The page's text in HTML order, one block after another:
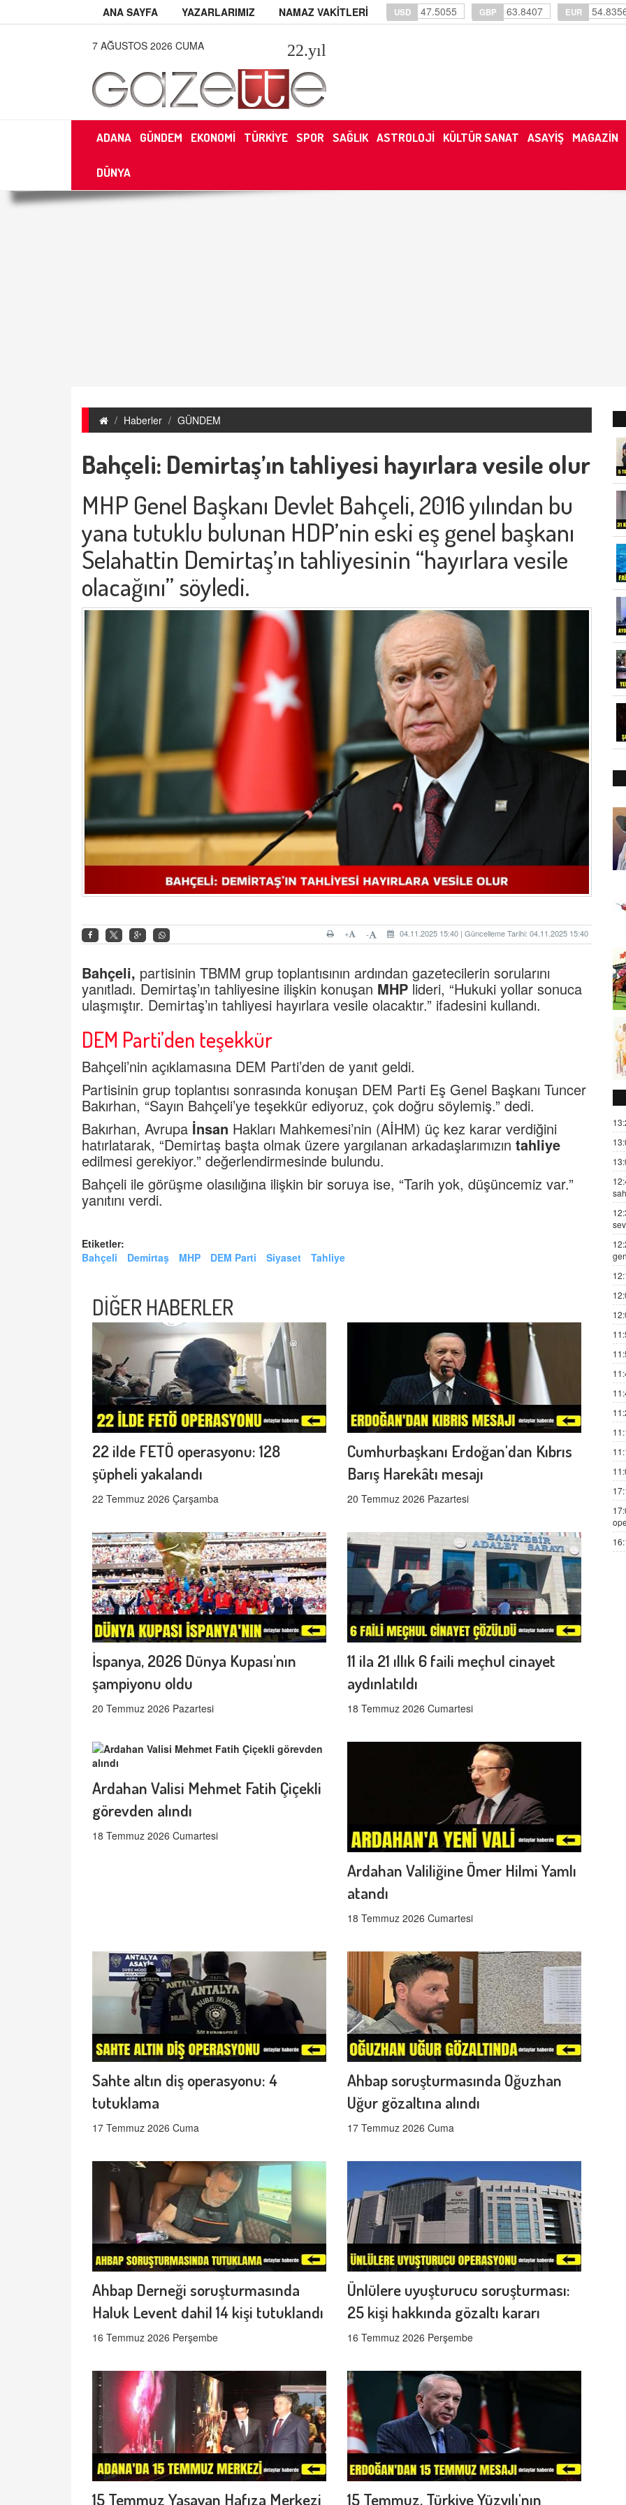
ANA SAYFA YAZARLARIMIZ NAMAZ VAKİTLERİ USD 47.5055 GBP 63.8407 EUR
7 AĞUSTOS 2026 CUMA 22.yıl
ADANA GÜNDEM EKONOMİ TÜRKİYE SPOR SAĞLIK ASTROLOJİ KÜLTÜR SANAT ASAYİŞ MAGAZİN
DÜNYA
Haberler GÜNDEM
Bahçeli: Demirtaş’ın tahliyesi hayırlara vesile olur
MHP Genel Başkanı Devlet Bahçeli, 2016 yılından bu
yana tutuklu bulunan HDP’nin eski eş genel başkanı
Selahattin Demirtaş’ın tahliyesinin “hayırlara vesile
olacağını” söyledi.
04.11.2025 15:40 | Güncelleme Tarihi: 04.11.2025 15:40
-
+
Bahçeli, partisinin TBMM grup toplantısının ardından gazetecilerin sorularını
yanıtladı. Demirtaş’ın tahliyesine ilişkin konuşan MHP lideri, “Hukuki yollar sonuca
ulaşmıştır. Demirtaş’ın tahliyesi hayırlara vesile olacaktır.” ifadesini kullandı.
DEM Parti’den teşekkür
Bahçeli’nin açıklamasına DEM Parti’den de yanıt geldi.
Partisinin grup toplantısı sonrasında konuşan DEM Parti Eş Genel Başkanı Tuncer
Bakırhan, “Sayın Bahçeli’ye teşekkür ediyoruz, çok doğru söylemiş.” dedi.
Bakırhan, Avrupa İnsan Hakları Mahkemesi’nin (AİHM) üç kez karar verdiğini
hatırlatarak, “Demirtaş başta olmak üzere yargılanan arkadaşlarımızın tahliye
edilmesi gerekiyor.” değerlendirmesinde bulundu.
Bahçeli ile görüşme olasılığına ilişkin bir soruya ise, “Tarih yok, düşüncemiz var.”
yanıtını verdi.
Etiketler:
Bahçeli
Demirtaş MHP DEM Parti Siyaset Tahliye
DİĞER HABERLER
22 ilde FETÖ operasyonu: 128
şüpheli yakalandı
22 Temmuz 2026 Çarşamba
Cumhurbaşkanı Erdoğan'dan Kıbrıs
Barış Harekâtı mesajı
20 Temmuz 2026 Pazartesi
İspanya, 2026 Dünya Kupası'nın
şampiyonu oldu
20 Temmuz 2026 Pazartesi
11 ila 21 ıllık 6 faili meçhul cinayet
aydınlatıldı
18 Temmuz 2026 Cumartesi
Ardahan Valisi Mehmet Fatih Çiçekli
görevden alındı
18 Temmuz 2026 Cumartesi
Ardahan Valiliğine Ömer Hilmi Yamlı
atandı
18 Temmuz 2026 Cumartesi
Sahte altın diş operasyonu: 4
tutuklama
17 Temmuz 2026 Cuma
Ahbap soruşturmasında Oğuzhan
Uğur gözaltına alındı
17 Temmuz 2026 Cuma
Ahbap Derneği soruşturmasında
Haluk Levent dahil 14 kişi tutuklandı
16 Temmuz 2026 Perşembe
Ünlülere uyuşturucu soruşturması:
25 kişi hakkında gözaltı kararı
16 Temmuz 2026 Perşembe
15 Temmuz Yaşayan Hafıza Merkezi 15 Temmuz, Türkiye Yüzyılı'nın